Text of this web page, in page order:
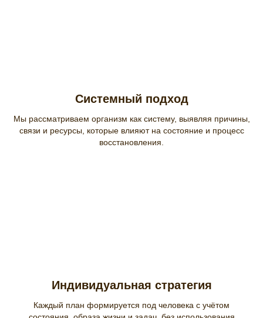
Системный подход
Мы рассматриваем организм как систему, выявляя причины,
связи и ресурсы, которые влияют на состояние и процесс
восстановления.
Индивидуальная стратегия
Каждый план формируется под человека с учётом